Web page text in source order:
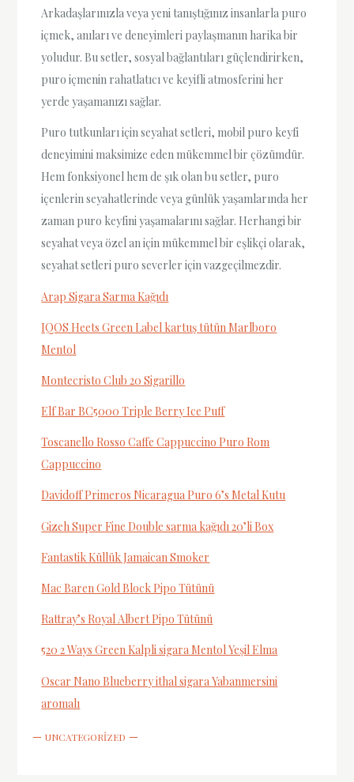
Arkadaşlarınızla veya yeni tanıştığınız insanlarla puro
içmek, anıları ve deneyimleri paylaşmanın harika bir
yoludur. Bu setler, sosyal bağlantıları güçlendirirken,
puro içmenin rahatlatıcı ve keyifli atmosferini her
yerde yaşamanızı sağlar.
Puro tutkunları için seyahat setleri, mobil puro keyfi
deneyimini maksimize eden mükemmel bir çözümdür.
Hem fonksiyonel hem de şık olan bu setler, puro
içenlerin seyahatlerinde veya günlük yaşamlarında her
zaman puro keyfini yaşamalarını sağlar. Herhangi bir
seyahat veya özel an için mükemmel bir eşlikçi olarak,
seyahat setleri puro severler için vazgeçilmezdir.
Arap Sigara Sarma Kağıdı
IQOS Heets Green Label kartuş tütün Marlboro
Mentol
Montecristo Club 20 Sigarillo
Elf Bar BC5000 Triple Berry Ice Puff
Toscanello Rosso Caffe Cappuccino Puro Rom
Cappuccino
Davidoff Primeros Nicaragua Puro 6’s Metal Kutu
Gizeh Super Fine Double sarma kağıdı 20’li Box
Fantastik Küllük Jamaican Smoker
Mac Baren Gold Block Pipo Tütünü
Rattray’s Royal Albert Pipo Tütünü
520 2 Ways Green Kalpli sigara Mentol Yeşil Elma
Oscar Nano Blueberry ithal sigara Yabanmersini
aromalı
UNCATEGORIZED